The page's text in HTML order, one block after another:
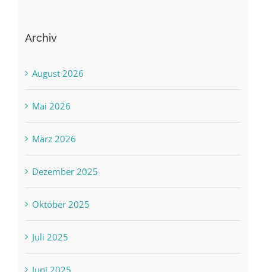
Archiv
August 2026
Mai 2026
März 2026
Dezember 2025
Oktober 2025
Juli 2025
Juni 2025